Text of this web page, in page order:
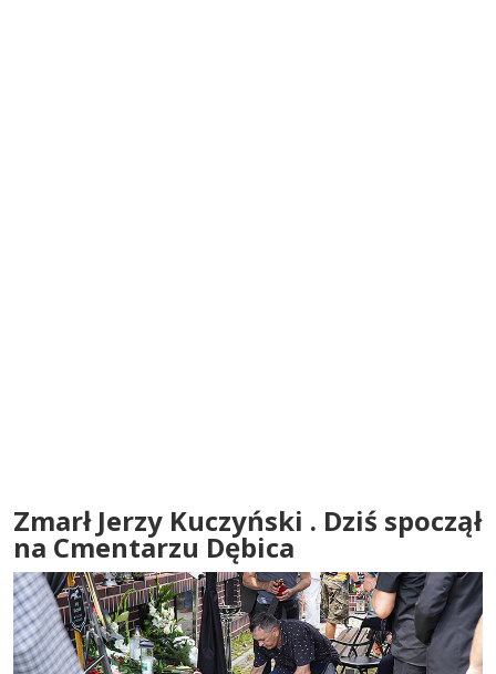
Zmarł Jerzy Kuczyński . Dziś spoczął
na Cmentarzu Dębica